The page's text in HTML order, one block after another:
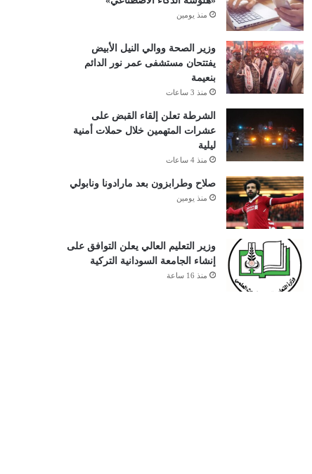
منذ يومين
وزير الصحة ووالي النيل الأبيض
يفتتحان مستشفى عمر نور الدائم
بنعيمة
منذ 3 ساعات
الشرطة تعلن إلقاء القبض على
عشرات المتهمين خلال حملات أمنية
ليلية
منذ 4 ساعات
صلاح وطرابزون بعد مارادونا ونابولي
منذ يومين
وزير التعليم العالي يعلن التوافق على
إنشاء الجامعة السودانية التركية
منذ 16 ساعة